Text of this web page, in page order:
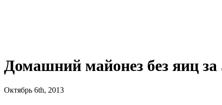
Домашний майонез без яиц
Октябрь 6th, 2013